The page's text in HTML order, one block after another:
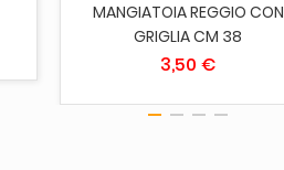
MANGIATOIA REGGIO CON
GRIGLIA CM 38
3,50 €